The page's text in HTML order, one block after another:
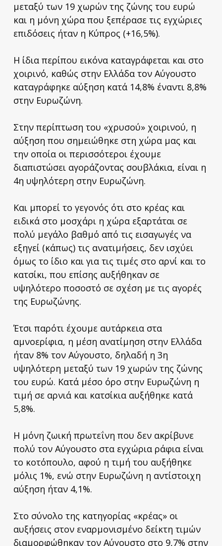
μεταξύ των 19 χωρών της ζώνης του ευρώ
και η μόνη χώρα που ξεπέρασε τις εγχώριες
επιδόσεις ήταν η Κύπρος (+16,5%).
Η ίδια περίπου εικόνα καταγράφεται και στο
χοιρινό, καθώς στην Ελλάδα τον Αύγουστο
καταγράφηκε αύξηση κατά 14,8% έναντι 8,8%
στην Ευρωζώνη.
Στην περίπτωση του «χρυσού» χοιρινού, η
αύξηση που σημειώθηκε στη χώρα μας και
την οποία οι περισσότεροι έχουμε
διαπιστώσει αγοράζοντας σουβλάκια, είναι η
4η υψηλότερη στην Ευρωζώνη.
Και μπορεί το γεγονός ότι στο κρέας και
ειδικά στο μοσχάρι η χώρα εξαρτάται σε
πολύ μεγάλο βαθμό από τις εισαγωγές να
εξηγεί (κάπως) τις ανατιμήσεις, δεν ισχύει
όμως το ίδιο και για τις τιμές στο αρνί και το
κατσίκι, που επίσης αυξήθηκαν σε
υψηλότερο ποσοστό σε σχέση με τις αγορές
της Ευρωζώνης.
Έτσι παρότι έχουμε αυτάρκεια στα
αμνοερίφια, η μέση ανατίμηση στην Ελλάδα
ήταν 8% τον Αύγουστο, δηλαδή η 3η
υψηλότερη μεταξύ των 19 χωρών της ζώνης
του ευρώ. Κατά μέσο όρο στην Ευρωζώνη η
τιμή σε αρνιά και κατσίκια αυξήθηκε κατά
5,8%.
Η μόνη ζωική πρωτεΐνη που δεν ακρίβυνε
πολύ τον Αύγουστο στα εγχώρια ράφια είναι
το κοτόπουλο, αφού η τιμή του αυξήθηκε
μόλις 1%, ενώ στην Ευρωζώνη η αντίστοιχη
αύξηση ήταν 4,1%.
Στο σύνολο της κατηγορίας «κρέας» οι
αυξήσεις στον εναρμονισμένο δείκτη τιμών
διαμορφώθηκαν τον Αύγουστο στο 9,7% στην